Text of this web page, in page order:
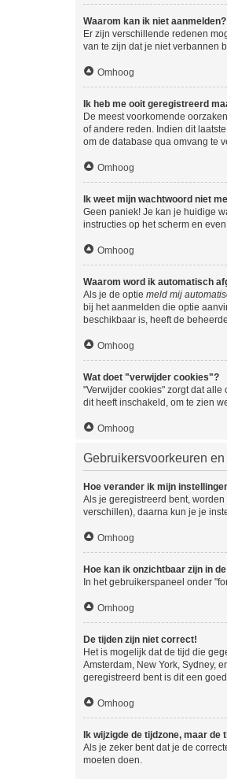
Waarom kan ik niet aanmelden?
Er zijn verschillende redenen
van te zijn dat je niet verbannen
Omhoog
Ik heb me ooit geregistreerd
De meest voorkomende
of andere reden. Indien dit
om de database qua omvang te
Omhoog
Ik weet mijn wachtwoord niet
Geen paniek! Je kan je huidige
instructies op het scherm en
Omhoog
Waarom word ik automatisch
Als je de optie meld mij
bij het aanmelden die optie
beschikbaar is, heeft de
Omhoog
Wat doet "verwijder cookies"?
"Verwijder cookies" zorgt dat
dit heeft inschakeld, om te zien
Omhoog
Gebruikersvoorkeuren
Hoe verander ik mijn
Als je geregistreerd bent,
verschillen), daarna kun je je
Omhoog
Hoe kan ik onzichtbaar zijn in
In het gebruikerspaneel onder
Omhoog
De tijden zijn niet correct!
Het is mogelijk dat de tijd die
Amsterdam, New York, Sydney,
geregistreerd bent is dit een
Omhoog
Ik wijzigde de tijdzone, maar de
Als je zeker bent dat je de
moeten doen.